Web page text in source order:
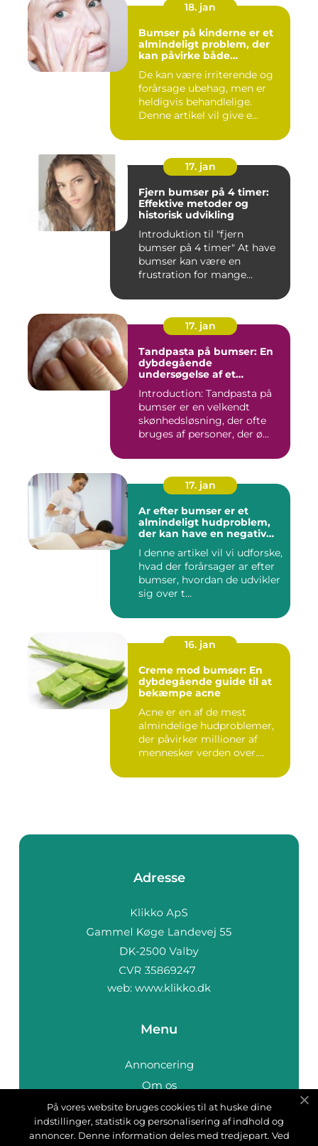
18. jan
Bumser på kinderne er et
almindeligt problem, der
kan påvirke både
De kan være irriterende og
forårsage ubehag, men er
heldigvis behandlelige.
Denne artikel vil give e...
17. jan
Fjern bumser på 4 timer:
Effektive metoder og
historisk udvikling
Introduktion til "fjern
bumser på 4 timer" At have
bumser kan være en
frustration for mange
17. jan
Tandpasta på bumser: En
dybdegående
undersøgelse af et
Introduction: Tandpasta på
bumser er en velkendt
skønhedsløsning, der ofte
bruges af personer, der ø...
17. jan
Ar efter bumser er et
almindeligt hudproblem,
der kan have en negativ
selvtillid og trivsel
I denne artikel vil vi udforske,
hvad der forårsager ar efter
bumser, hvordan de udvikler
sig over t...
16. jan
Creme mod bumser: En
dybdegående guide til at
bekæmpe acne
Acne er en af de mest
almindelige hudproblemer,
der påvirker millioner af
mennesker verden over.
Adresse
web: www.klikko.dk
Menu
Annoncering
Om os
Cookies
Kontakt os
På vores website bruges cookies til at huske dine
indstillinger, statistik og personalisering af indhold og
annoncer. Denne information deles med tredjepart. Ved